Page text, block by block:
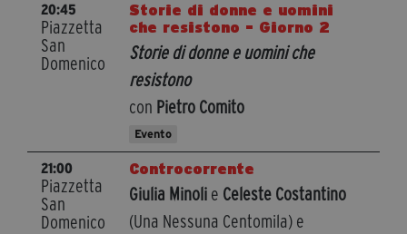
20:45
Piazzetta
San
Domenico
Storie di donne e uomini
che resistono - Giorno 2
Storie di donne e uomini che
resistono
con Pietro Comito
Evento
21:00
Piazzetta
San
Domenico
Controcorrente
Giulia Minoli e Celeste Costantino
(Una Nessuna Centomila) e